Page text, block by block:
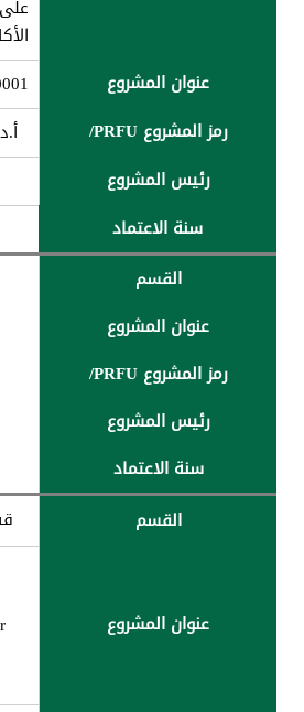
عنوان المشروع
رمز المشروع PRFU/
رئیس المشروع
سنة الاعتماد
القسم
عنوان المشروع
رمز المشروع PRFU/
رئیس المشروع
سنة الاعتماد
القسم
عنوان المشروع